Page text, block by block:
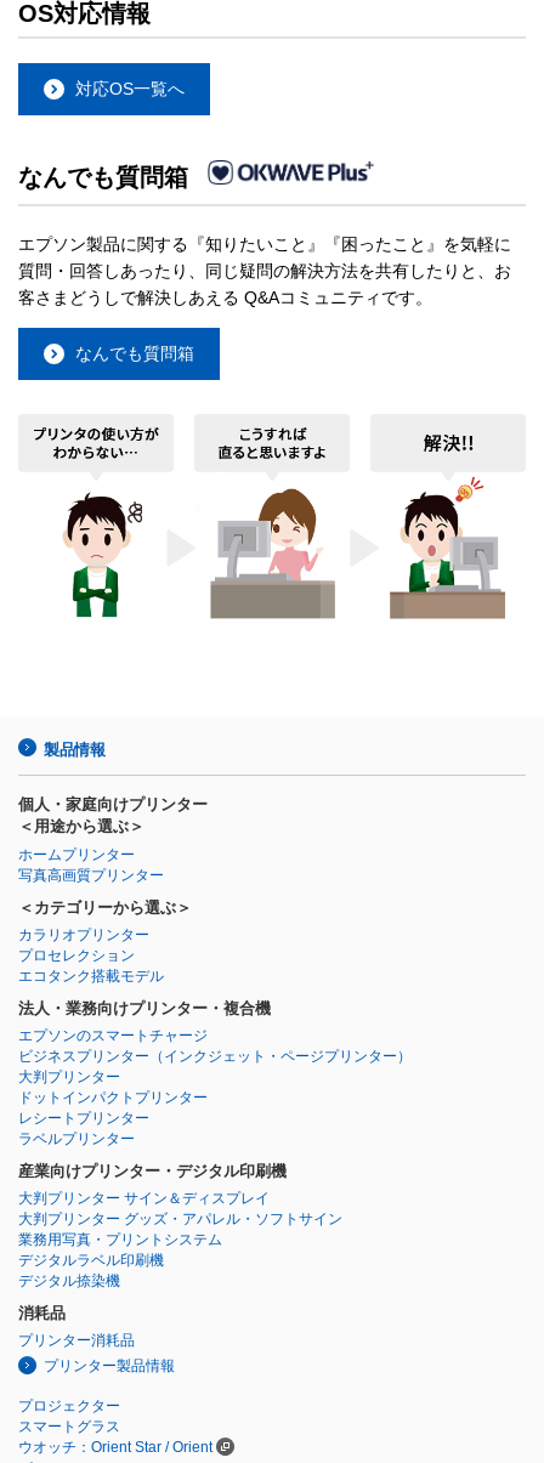
OS対応情報
対応OS一覧へ
なんでも質問箱
エプソン製品に関する『知りたいこと』『困ったこと』を気軽に
質問・回答しあったり、同じ疑問の解決方法を共有したりと、お
客さまどうしで解決しあえる Q&Aコミュニティです。
なんでも質問箱
製品情報
個人・家庭向けプリンター
＜用途から選ぶ＞
ホームプリンター
写真高画質プリンター
＜カテゴリーから選ぶ＞
カラリオプリンター
プロセレクション
エコタンク搭載モデル
法人・業務向けプリンター・複合機
エプソンのスマートチャージ
ビジネスプリンター （インクジェット・ページプリンター）
大判プリンター
ドットインパクトプリンター
レシートプリンター
ラベルプリンター
産業向けプリンター・デジタル印刷機
大判プリンター サイン＆ディスプレイ
大判プリンター グッズ・アパレル・ソフトサイン
業務用写真・プリントシステム
デジタルラベル印刷機
デジタル捺染機
消耗品
プリンター消耗品
プリンター製品情報
プロジェクター
スマートグラス
ウオッチ：Orient Star / Orient